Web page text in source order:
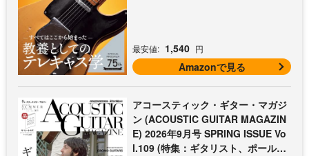
最安値: 1,540 円
Amazonで見る
アコースティック・ギター・マガジ
ン (ACOUSTIC GUITAR MAGAZIN
E) 2026年9月号 SPRING ISSUE Vo
l.109 (特集：ギタリスト、ポール・